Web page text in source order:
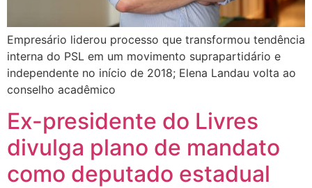
Empresário liderou processo que transformou tendência
interna do PSL em um movimento suprapartidário e
independente no início de 2018; Elena Landau volta ao
conselho acadêmico
Ex-presidente do Livres
divulga plano de mandato
como deputado estadual